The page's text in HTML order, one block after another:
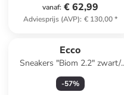
vanaf: € 62,99
Adviesprijs (AVP): € 130,00*
Ecco
Sneakers "Biom 2.2" zwart/
grijs
-57%